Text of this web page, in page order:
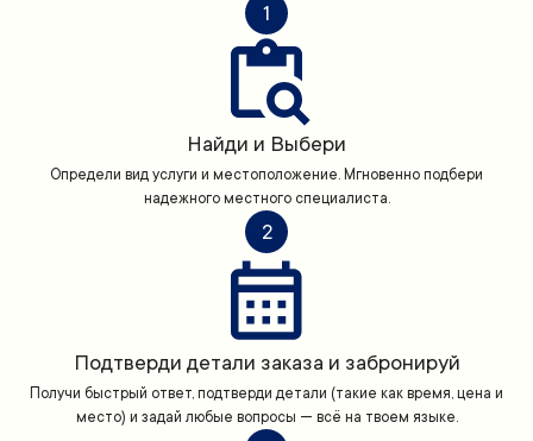
1
Найди и Выбери
Определи вид услуги и местоположение. Мгновенно подбери
надежного местного специалиста.
2
Подтверди детали заказа и забронируй
Получи быстрый ответ, подтверди детали (такие как время, цена и
место) и задай любые вопросы — всё на твоем языке.